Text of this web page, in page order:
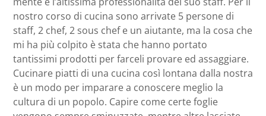
nostro corso di cucina sono arrivate 5 persone di
staff, 2 chef, 2 sous chef e un aiutante, ma la cosa che
mi ha più colpito è stata che hanno portato
tantissimi prodotti per farceli provare ed assaggiare.
Cucinare piatti di una cucina così lontana dalla nostra
è un modo per imparare a conoscere meglio la
cultura di un popolo. Capire come certe foglie